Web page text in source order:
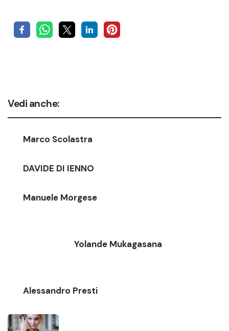
Vedi anche:
Marco Scolastra
DAVIDE DI IENNO
Manuele Morgese
Yolande Mukagasana
Alessandro Presti